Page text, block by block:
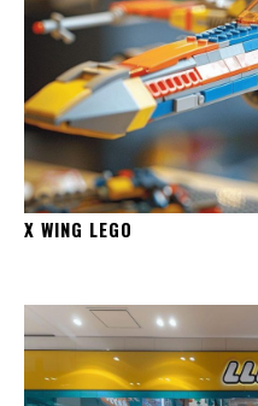
X WING LEGO